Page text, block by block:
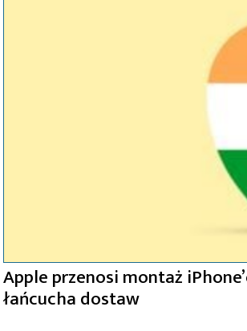
Apple przenosi montaż
łańcucha dostaw